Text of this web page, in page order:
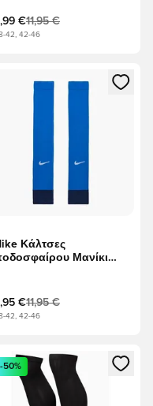
€11,95 €
42, 42-46
ή να εγγραφείτε ως
ένα Modal για να
Κάλτσες
Μανίκι
Λευκό
€11,95 €
42, 42-46
ή να εγγραφείτε ως
ένα Modal για να
-50%